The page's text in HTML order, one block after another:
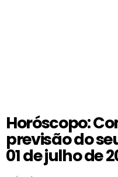
Horóscopo:
previsão do
01 de julho de